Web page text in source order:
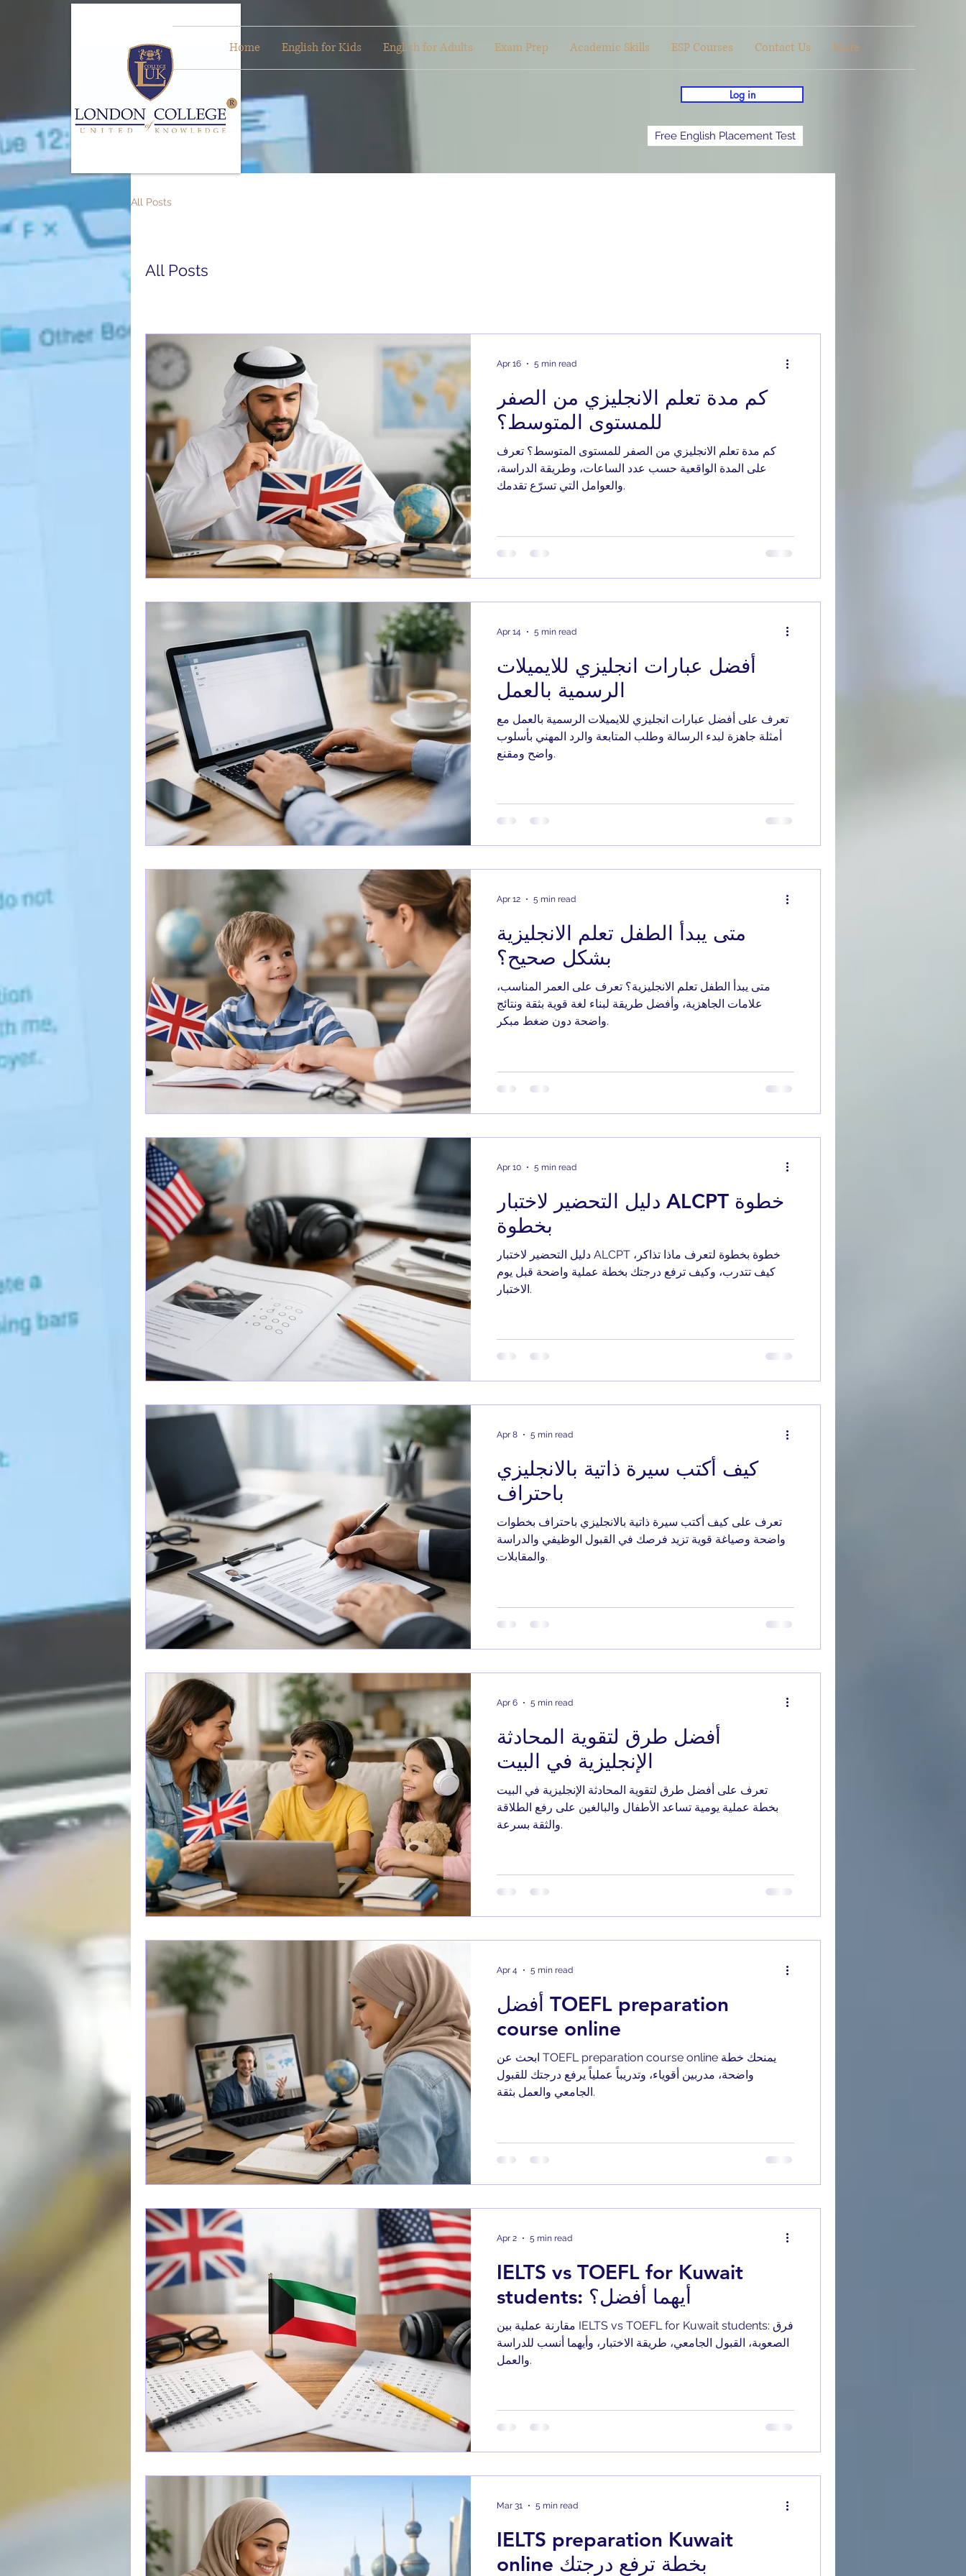
Home English for Kids English for Adults Exam Prep Academic Skills ESP Courses Contact Us More
Log in
Free English Placement Test
All Posts
All Posts
كم مدة تعلم الانجليزي من الصفر
للمستوى المتوسط؟
كم مدة تعلم الانجليزي من الصفر للمستوى المتوسط؟ تعرف
على المدة الواقعية حسب عدد الساعات، وطريقة الدراسة،
والعوامل التي تسرّع تقدمك.
Apr 16 5 min read
أفضل عبارات انجليزي للايميلات
الرسمية بالعمل
تعرف على أفضل عبارات انجليزي للايميلات الرسمية بالعمل مع
أمثلة جاهزة لبدء الرسالة وطلب المتابعة والرد المهني بأسلوب
واضح ومقنع.
Apr 14 5 min read
متى يبدأ الطفل تعلم الانجليزية
بشكل صحيح؟
متى يبدأ الطفل تعلم الانجليزية؟ تعرف على العمر المناسب،
علامات الجاهزية، وأفضل طريقة لبناء لغة قوية بثقة ونتائج
واضحة دون ضغط مبكر.
Apr 12 5 min read
دليل التحضير لاختبار ALCPT خطوة
بخطوة
دليل التحضير لاختبار ALCPT خطوة بخطوة لتعرف ماذا تذاكر،
كيف تتدرب، وكيف ترفع درجتك بخطة عملية واضحة قبل يوم
الاختبار.
Apr 10 5 min read
كيف أكتب سيرة ذاتية بالانجليزي
باحتراف
تعرف على كيف أكتب سيرة ذاتية بالانجليزي باحتراف بخطوات
واضحة وصياغة قوية تزيد فرصك في القبول الوظيفي والدراسة
والمقابلات.
Apr 8 5 min read
أفضل طرق لتقوية المحادثة
الإنجليزية في البيت
تعرف على أفضل طرق لتقوية المحادثة الإنجليزية في البيت
بخطة عملية يومية تساعد الأطفال والبالغين على رفع الطلاقة
والثقة بسرعة.
Apr 6 5 min read
أفضل TOEFL preparation
course online
ابحث عن TOEFL preparation course online يمنحك خطة
واضحة، مدربين أقوياء، وتدريباً عملياً يرفع درجتك للقبول
الجامعي والعمل بثقة.
Apr 4 5 min read
IELTS vs TOEFL for Kuwait
students: أيهما أفضل؟
مقارنة عملية بين IELTS vs TOEFL for Kuwait students: فرق
الصعوبة، القبول الجامعي، طريقة الاختبار، وأيهما أنسب للدراسة
والعمل.
Apr 2 5 min read
IELTS preparation Kuwait
online بخطة ترفع درجتك
Mar 31 5 min read